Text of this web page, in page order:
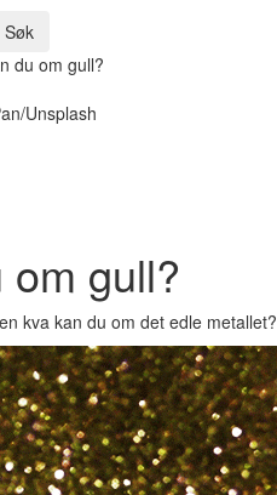
du om gull?
Unsplash
om gull?
kva kan du om det edle metallet?